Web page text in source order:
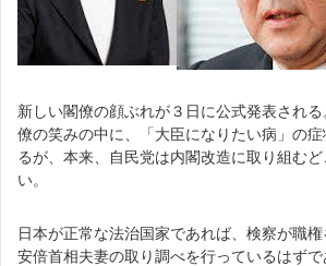
新しい閣僚の顔ぶれが３日に公式発表され
僚の笑みの中に、「大臣になりたい病」の
るが、本来、自民党は内閣改造に取り組む
い。
日本が正常な法治国家であれば、検察が職権
安倍首相夫妻の取り調べを行っているはず